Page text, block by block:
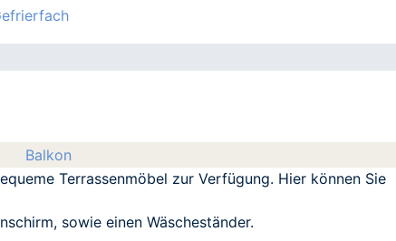
Balkon
Terrassenmöbel zur Verfügung. Hier können Sie
sowie einen Wäscheständer.